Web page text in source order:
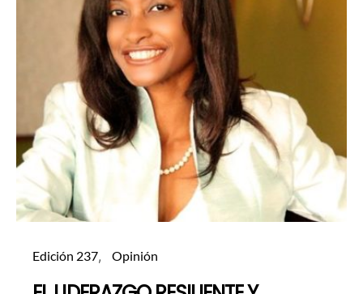
Edición 237 Opinión